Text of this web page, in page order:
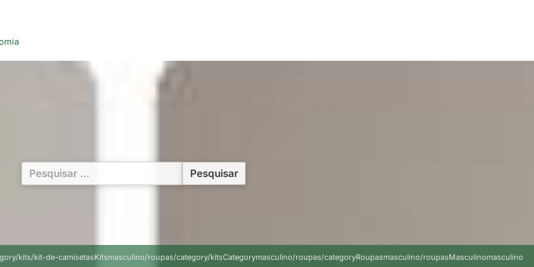
Pesquisar
por:
kits/kit-de-camisetasKitsmasculino/roupas/category/kitsCategorymasculino/roupas/categoryRoupasmasculino/roupasMasculinomasculino